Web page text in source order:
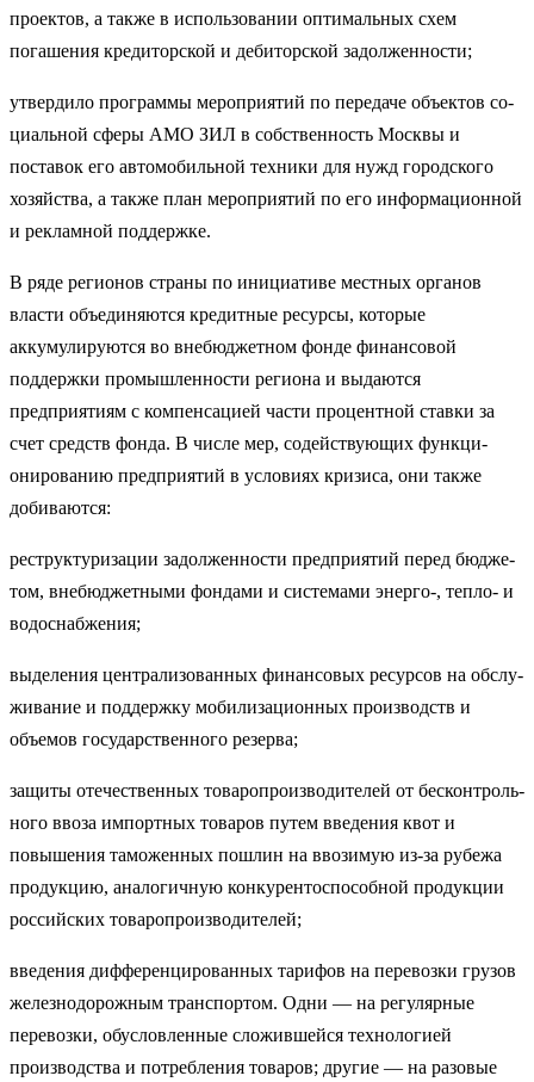
проектов, а также в использовании оптимальных схем
погашения кредиторской и деби­торской задолженности;
утвердило программы мероприятий по передаче объектов со­
циальной сферы АМО ЗИЛ в собственность Москвы и
поставок его автомобильной техники для нужд городского
хозяйства, а также план мероприятий по его информационной
и рекламной поддержке.
В ряде регионов страны по инициативе местных органов
власти объединяются кредитные ресурсы, которые
аккумулируются во вне­бюджетном фонде финансовой
поддержки промышленности регио­на и выдаются
предприятиям с компенсацией части процентной ставки за
счет средств фонда. В числе мер, содействующих функци­
онированию предприятий в условиях кризиса, они также
добиваются:
реструктуризации задолженности предприятий перед бюдже­
том, внебюджетными фондами и системами энерго-, тепло- и
водо­снабжения;
выделения централизованных финансовых ресурсов на обслу­
живание и поддержку мобилизационных производств и
объемов государственного резерва;
защиты отечественных товаропроизводителей от бесконтроль­
ного ввоза импортных товаров путем введения квот и
повышения таможенных пошлин на ввозимую из-за рубежа
продукцию, анало­гичную конкурентоспособной продукции
российских товаропроиз­водителей;
введения дифференцированных тарифов на перевозки грузов
железнодорожным транспортом. Одни — на регулярные
перевозки, обусловленные сложившейся технологией
производства и потребле­ния товаров; другие — на разовые